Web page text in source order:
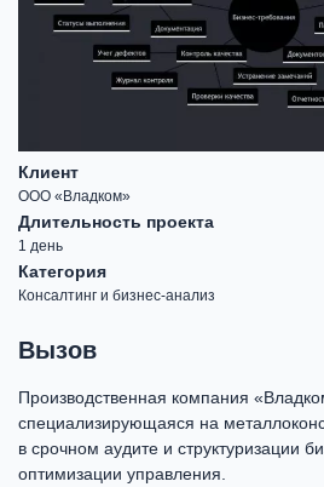
Клиент
ООО «Владком»
Длительность проекта
1 день
Категория
Консалтинг и бизнес-анализ
Вызов
Производственная компания
специализирующаяся на
в срочном аудите и структуризации
оптимизации управления.